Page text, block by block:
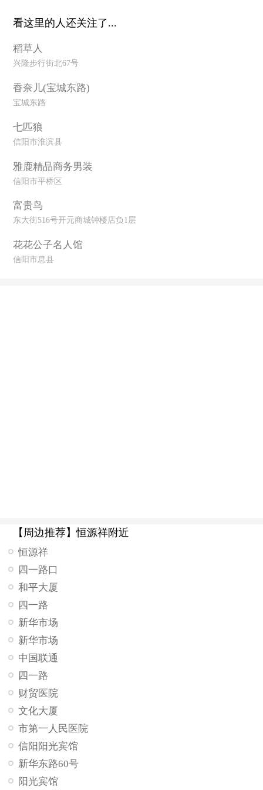
看这里的人还关注了...
稻草人
兴隆步行街北67号
香奈儿(宝城东路)
宝城东路
七匹狼
信阳市淮滨县
雅鹿精品商务男装
信阳市平桥区
富贵鸟
东大街516号开元商城钟楼店负1层
花花公子名人馆
信阳市息县
【周边推荐】恒源祥附近
恒源祥
四一路口
和平大厦
四一路
新华市场
新华市场
中国联通
四一路
财贸医院
文化大厦
市第一人民医院
信阳阳光宾馆
新华东路60号
阳光宾馆